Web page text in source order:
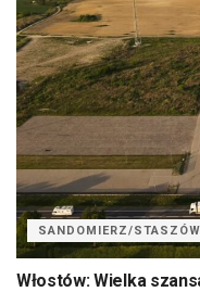
SANDOMIERZ/
Włostów: Wielka